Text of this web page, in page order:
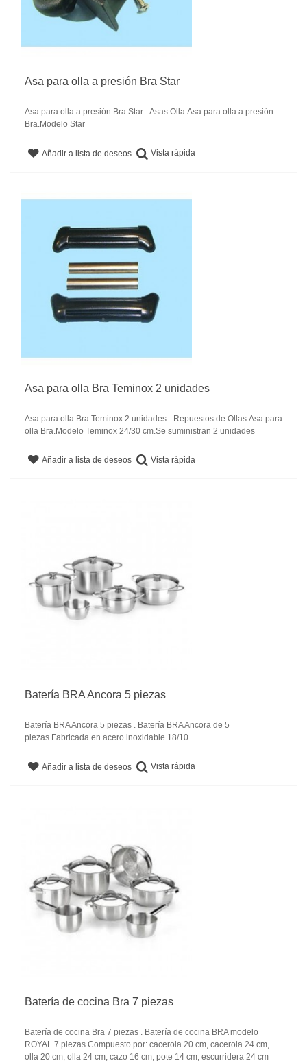
Asa para olla a presión Bra Star
Asa para olla a presión Bra Star - Asas Olla.Asa para olla a presión
Bra.Modelo Star
Añadir a lista de deseos Vista rápida
Asa para olla Bra Teminox 2 unidades
Asa para olla Bra Teminox 2 unidades - Repuestos de Ollas.Asa para
olla Bra.Modelo Teminox 24/30 cm.Se suministran 2 unidades
Añadir a lista de deseos Vista rápida
Batería BRA Ancora 5 piezas
Batería BRA Ancora 5 piezas . Batería BRA Ancora de 5
piezas.Fabricada en acero inoxidable 18/10
Añadir a lista de deseos Vista rápida
Batería de cocina Bra 7 piezas
Batería de cocina Bra 7 piezas . Batería de cocina BRA modelo
ROYAL 7 piezas.Compuesto por: cacerola 20 cm, cacerola 24 cm,
olla 20 cm, olla 24 cm, cazo 16 cm, pote 14 cm, escurridera 24 cm